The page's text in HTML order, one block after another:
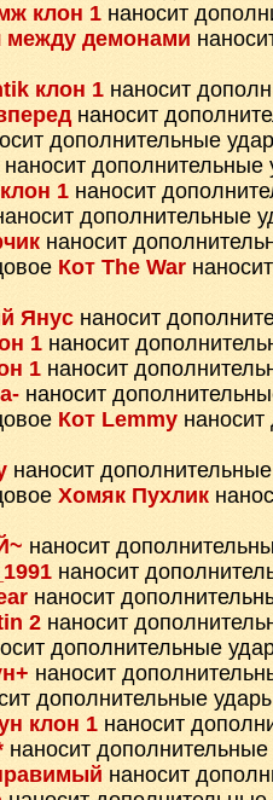
клон 1 наносит
между демонами
клон 1 наносит
наносит
дополнительные
наносит дополнительные
1 наносит
дополнительные
наносит
Кот The War
Янус наносит
1 наносит
1 наносит
наносит
Кот Lemmy
наносит
Хомяк Пухлик
наносит
наносит
наносит
2 наносит
дополнительные
наносит
дополнительные
клон 1 наносит
наносит
наносит